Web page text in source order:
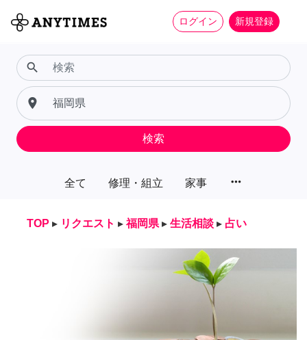
ログイン 新規登録
全て 修理・組立 家事 more_horiz
search
place
検索
TOP ▸ リクエスト ▸ 福岡県 ▸ 生活相談 ▸ 占い